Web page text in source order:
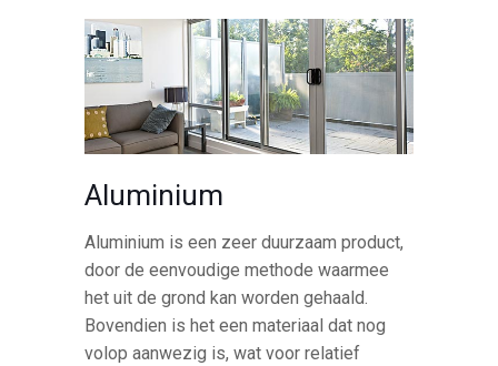
Aluminium
Aluminium is een zeer duurzaam product,
door de eenvoudige methode waarmee
het uit de grond kan worden gehaald.
Bovendien is het een materiaal dat nog
volop aanwezig is, wat voor relatief